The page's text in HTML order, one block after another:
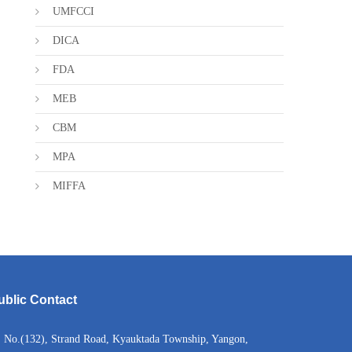
UMFCCI
DICA
FDA
MEB
CBM
MPA
MIFFA
Contact
No.(132), Strand Road, Kyauktada Township, Yangon,